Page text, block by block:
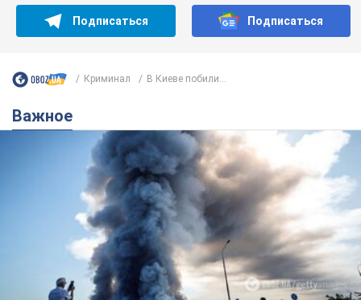
Подписаться Подписаться
Криминал В Киеве побили...
Важное